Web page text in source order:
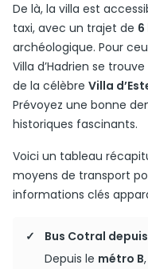
De là, la villa est
taxi, avec un trajet de 6
archéologique. Pour
Villa d’Hadrien se
de la célèbre Villa
Prévoyez une bonne
historiques fascinants.
Voici un tableau
moyens de transport
informations clés
Bus Cotral
Depuis le métro B